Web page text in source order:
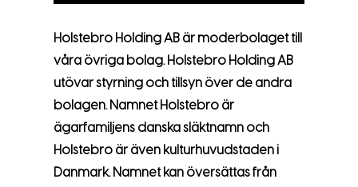
Holstebro Holding AB är moderbolaget till
våra övriga bolag. Holstebro Holding AB
utövar styrning och tillsyn över de andra
bolagen. Namnet Holstebro är
ägarfamiljens danska släktnamn och
Holstebro är även kulturhuvudstaden i
Danmark. Namnet kan översättas från